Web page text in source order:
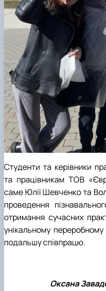
Студенти та керівники
та працівникам ТОВ
саме Юлії Шевченко та
проведення
отримання сучасних
унікальному
подальшу співпрацю.
Оксана